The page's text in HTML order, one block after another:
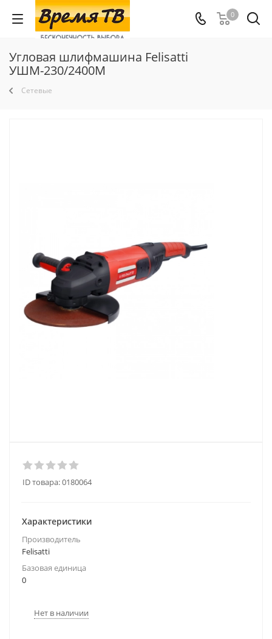
0
Угловая шлифмашина Felisatti
УШМ-230/2400М
Сетевые
ID товара:0180064
Характеристики
Производитель
Felisatti
Базовая единица
0
Нет в наличии